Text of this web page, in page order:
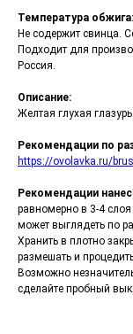
Температура обжига:
Не содержит свинца.
Подходит для
Россия.
Описание:
Желтая глухая
Рекомендации по
https://ovolavka.ru/
Рекомендации
равномерно в 3-4
может выглядеть по
Хранить в плотно
размешать и
Возможно
сделайте пробный